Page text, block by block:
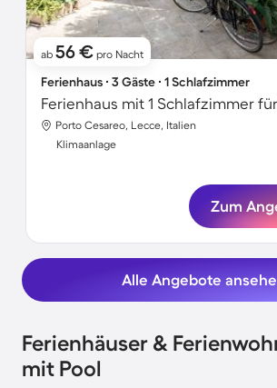
ab 56 € pro Nacht
Ferienhaus ∙ 3 Gäste ∙ 1 Schlafzimmer
Porto Cesareo, Lecce, Italien
Klimaanlage
Zum
Alle Angebote
Ferienhäuser &
mit Pool